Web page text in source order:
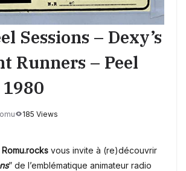
Sessions – Dexy’s
Runners – Peel
1980
185 Views
Romu.rocks vous invite à (re)découvrir
” de l’emblématique animateur radio